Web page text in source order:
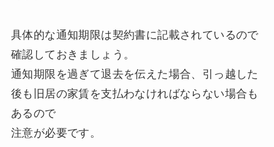
具体的な通知期限は契約書に記載されているので
確認しておきましょう。
通知期限を過ぎて退去を伝えた場合、引っ越した
後も旧居の家賃を支払わなければならない場合も
あるので
注意が必要です。